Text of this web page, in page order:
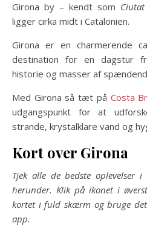
Girona by – kendt som
ligger cirka midt i Catalonien.
Girona er en charmerende
destination for en dagstur
historie og masser af
Med Girona så tæt på Costa
udgangspunkt for at
strande, krystalklare vand og
Kort over Girona
Tjek alle de bedste oplevelser
herunder. Klik på ikonet i
kortet i fuld skærm og bruge
app.